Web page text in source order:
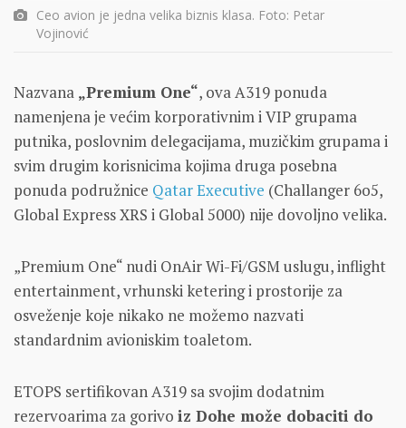
Ceo avion je jedna velika biznis klasa. Foto: Petar
Vojinović
Nazvana „Premium One“, ova A319 ponuda
namenjena je većim korporativnim i VIP grupama
putnika, poslovnim delegacijama, muzičkim grupama i
svim drugim korisnicima kojima druga posebna
ponuda podružnice Qatar Executive (Challanger 6o5,
Global Express XRS i Global 5000) nije dovoljno velika.
„Premium One“ nudi OnAir Wi-Fi/GSM uslugu, inflight
entertainment, vrhunski ketering i prostorije za
osveženje koje nikako ne možemo nazvati
standardnim avioniskim toaletom.
ETOPS sertifikovan A319 sa svojim dodatnim
rezervoarima za gorivo iz Dohe može dobaciti do